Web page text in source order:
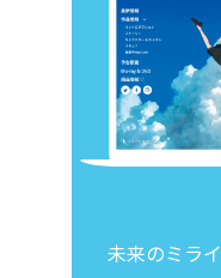
未来のミライ